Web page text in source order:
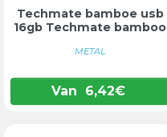
Techmate bamboe usb
16gb Techmate bamboo
METAL
Van 6,42€